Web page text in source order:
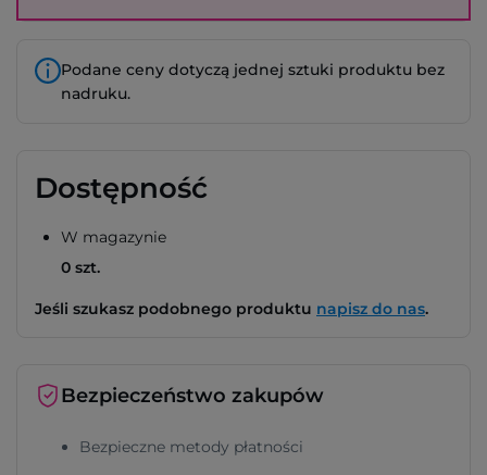
Podane ceny dotyczą jednej sztuki produktu bez
nadruku.
Dostępność
W magazynie
0 szt.
Jeśli szukasz podobnego produktu napisz do nas.
Bezpieczeństwo zakupów
Bezpieczne metody płatności